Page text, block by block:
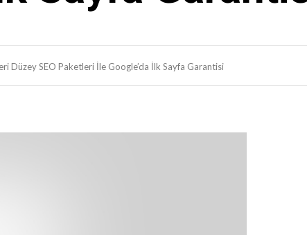
Düzey SEO Paketleri İle Google’da İlk Sayfa Garantisi